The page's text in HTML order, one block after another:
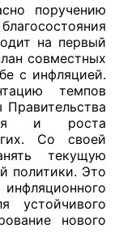
поручению
на первый
совместных
с инфляцией.
темпов
и роста
Со своей
текущую
политики. Это
устойчивого
нового